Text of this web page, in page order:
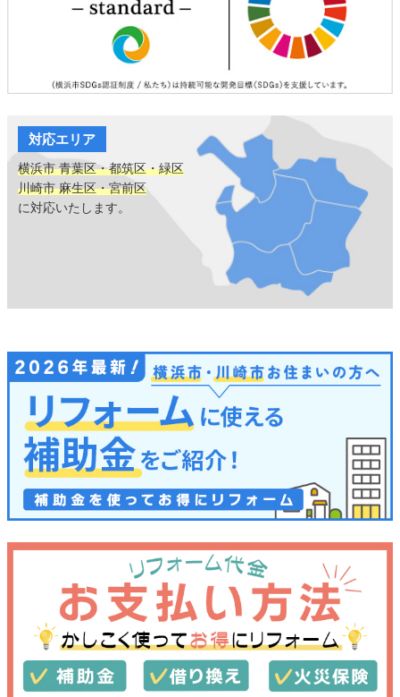
対応エリア
横浜市 青葉区・都筑区・緑区
川崎市 麻生区・宮前区
に対応いたします。